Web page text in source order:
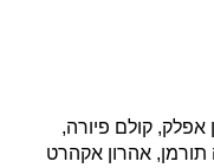
אפלק, קולם פיורה,
תורמן, אהרון אקהרט